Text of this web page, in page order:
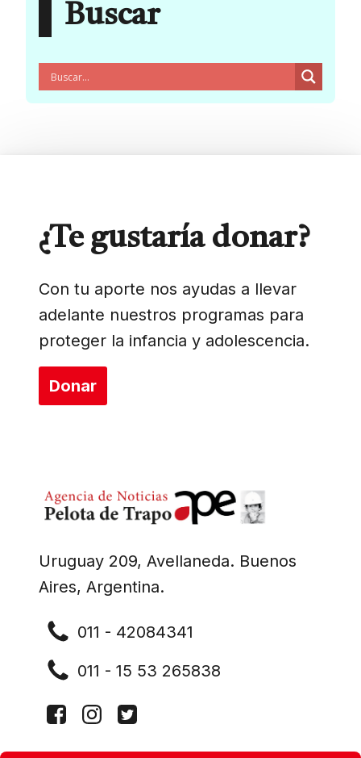
Buscar
Uruguay 209, Avellaneda. Buenos
Aires, Argentina.
011 - 42084341
011 - 15 53 265838
¿Te gustaría donar?
Con tu aporte nos ayudas a llevar
adelante nuestros programas para
proteger la infancia y adolescencia.
Donar